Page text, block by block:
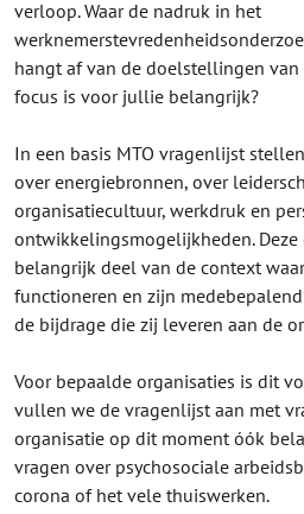
verloop. Waar de nadruk in het
hangt af van de doelstellingen van
focus is voor jullie belangrijk?
In een basis MTO vragenlijst
over energiebronnen, over
organisatiecultuur, werkdruk en
ontwikkelingsmogelijkheden.
belangrijk deel van de context
functioneren en zijn
de bijdrage die zij leveren aan de
Voor bepaalde organisaties is dit
vullen we de vragenlijst aan met
organisatie op dit moment óók
vragen over psychosociale
corona of het vele thuiswerken.